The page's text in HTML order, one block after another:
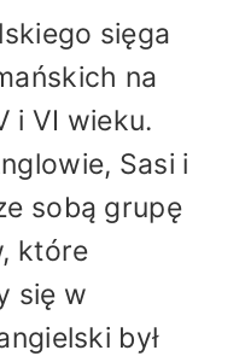
sięga
na
i VI wieku.
Sasi i
sobą grupę
które
się w
był